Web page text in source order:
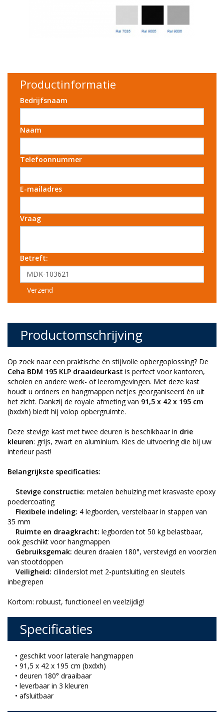
Productinformatie
Bedrijfsnaam
Naam
Telefoonnummer
E-mailadres
Vraag
Betreft:
Verzend
Productomschrijving
Op zoek naar een praktische én stijlvolle opbergoplossing? De
Ceha BDM 195 KLP draaideurkast is perfect voor kantoren,
scholen en andere werk- of leeromgevingen. Met deze kast
houdt u ordners en hangmappen netjes georganiseerd én uit
het zicht. Dankzij de royale afmeting van 91,5 x 42 x 195 cm
(bxdxh) biedt hij volop opbergruimte.
Deze stevige kast met twee deuren is beschikbaar in drie
kleuren: grijs, zwart en aluminium. Kies de uitvoering die bij uw
interieur past!
Belangrijkste specificaties:
Stevige constructie: metalen behuizing met krasvaste epoxy
poedercoating
Flexibele indeling: 4 legborden, verstelbaar in stappen van
35 mm
Ruimte en draagkracht: legborden tot 50 kg belastbaar,
ook geschikt voor hangmappen
Gebruiksgemak: deuren draaien 180°, verstevigd en voorzien
van stootdoppen
Veiligheid: cilinderslot met 2-puntsluiting en sleutels
inbegrepen
Kortom: robuust, functioneel en veelzijdig!
Specificaties
• geschikt voor laterale hangmappen
• 91,5 x 42 x 195 cm (bxdxh)
• deuren 180° draaibaar
• leverbaar in 3 kleuren
• afsluitbaar